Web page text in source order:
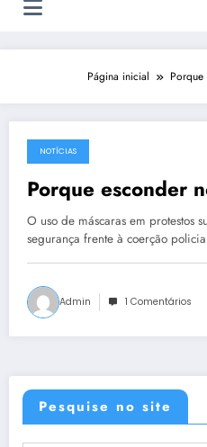
Página inicial
7 de setembro de 2013
NOTÍCIAS
Porque esconder
O uso de máscaras em protestos
segurança frente à coerção
Admin 1 Comentários
Pesquise no site